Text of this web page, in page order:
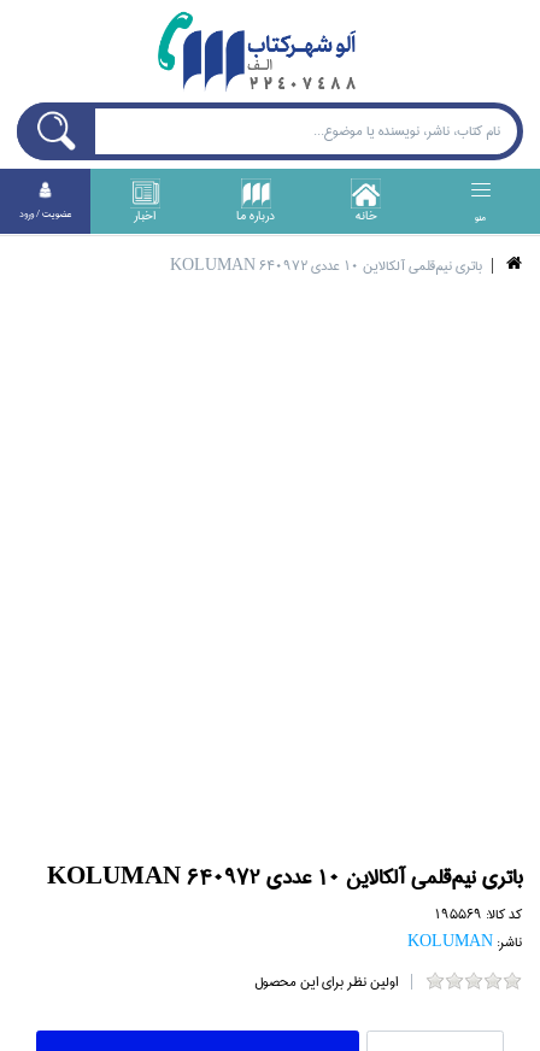
منو خانه درباره ما اخبار عضويت / ورود
باتري نيم‌قلمي آلكالاين 10 عددي KOLUMAN 640972
باتري نيم‌قلمي آلكالاين 10 عددي KOLUMAN 640972
کد کالا: 195569
ناشر:KOLUMAN
اولین نظر برای این محصول